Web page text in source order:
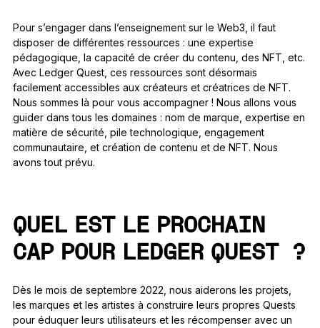
Pour s’engager dans l’enseignement sur le Web3, il faut
disposer de différentes ressources : une expertise
pédagogique, la capacité de créer du contenu, des NFT, etc.
Avec Ledger Quest, ces ressources sont désormais
facilement accessibles aux créateurs et créatrices de NFT.
Nous sommes là pour vous accompagner ! Nous allons vous
guider dans tous les domaines : nom de marque, expertise en
matière de sécurité, pile technologique, engagement
communautaire, et création de contenu et de NFT. Nous
avons tout prévu.
QUEL EST LE PROCHAIN
CAP POUR LEDGER QUEST ?
Dès le mois de septembre 2022, nous aiderons les projets,
les marques et les artistes à construire leurs propres Quests
pour éduquer leurs utilisateurs et les récompenser avec un